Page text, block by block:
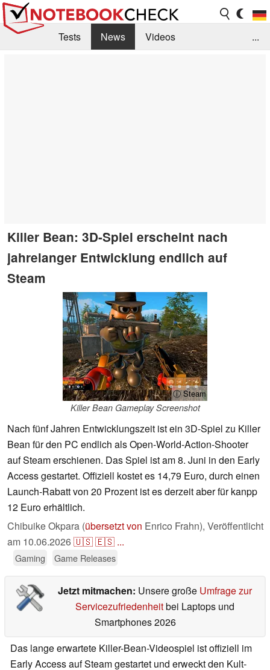
Tests News
Videos
...
Killer Bean: 3D-Spiel erscheint nach
jahrelanger Entwicklung endlich auf
Steam
ⓘ Steam
Killer Bean Gameplay Screenshot
Nach fünf Jahren Entwicklungszeit ist ein 3D-Spiel zu Killer
Bean für den PC endlich als Open-World-Action-Shooter
auf Steam erschienen. Das Spiel ist am 8. Juni in den Early
Access gestartet. Offiziell kostet es 14,79 Euro, durch einen
Launch-Rabatt von 20 Prozent ist es derzeit aber für kanpp
12 Euro erhältlich.
Chibuike Okpara (übersetzt von Enrico Frahn), Veröffentlicht
am 10.06.2026🇺🇸🇪🇸 ...
Gaming Game Releases
Jetzt mitmachen: Unsere große Umfrage zur
Servicezufriedenheitbei Laptops und
Smartphones 2026
Das lange erwartete Killer-Bean-Videospiel ist offiziell im
Early Access auf Steam gestartet und erweckt den Kult-